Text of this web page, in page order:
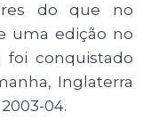
do que no
uma edição no
conquistado
Inglaterra
04.